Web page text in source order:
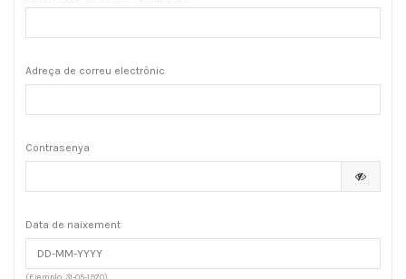
Adreça de correu electrònic
Contrasenya
Data de naixement
(Ejemplo: 31-05-1970)